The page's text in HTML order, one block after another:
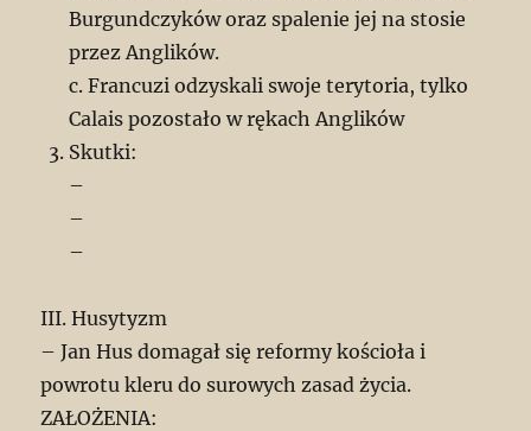
Burgundczyków oraz spalenie jej na stosie
przez Anglików.
c. Francuzi odzyskali swoje terytoria, tylko
Calais pozostało w rękach Anglików
Skutki:
–
–
–
III. Husytyzm
– Jan Hus domagał się reformy kościoła i
powrotu kleru do surowych zasad życia.
ZAŁOŻENIA: